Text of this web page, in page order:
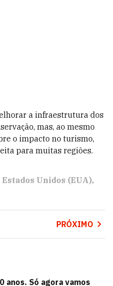
a infraestrutura dos
mas, ao mesmo
o impacto no turismo,
para muitas regiões.
Estados Unidos (EUA)
PRÓXIMO
anos. Só agora vamos